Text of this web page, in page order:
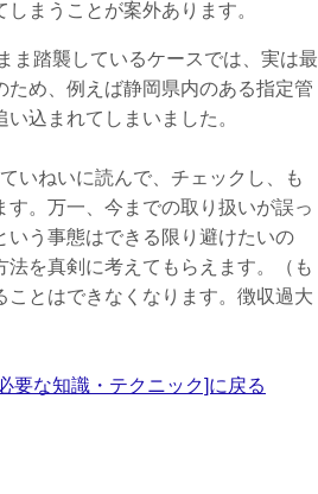
まうことが案外あります。
踏襲しているケースでは、実は最
め、例えば静岡県内のある指定管
込まれてしまいました。
いねいに読んで、チェックし、も
。万一、今までの取り扱いが誤っ
う事態はできる限り避けたいの
を真剣に考えてもらえます。（も
とはできなくなります。徴収過大
要な知識・テクニック]に戻る